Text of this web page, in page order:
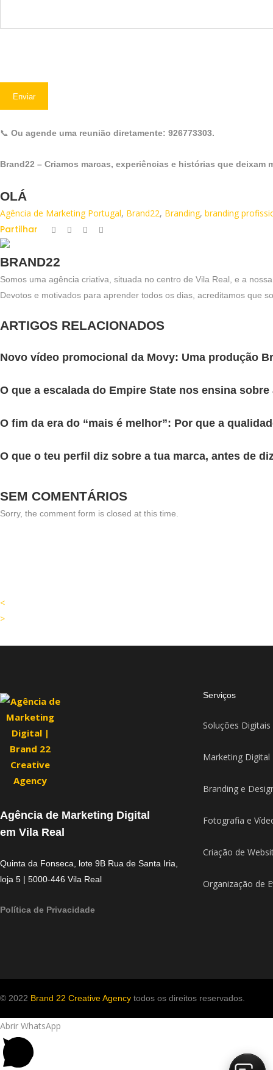
📞 Ou agende uma reunião diretamente: 926773303.
Brand22 – Criamos marcas, experiências e histórias que deixam
OLÁ
Agência de Marketing Portugal, Brand22, Branding, branding
Partilhar
BRAND22
Somos uma agência criativa, situada no centro de Vila Real, e a
Devotos e motivados para aprender todos os dias, acreditamos que
Novo vídeo promocional da Movy: Uma produção
O que a escalada do Empire State nos ensina
O fim da era do “mais é melhor”: Por que a
O que o teu perfil diz sobre a tua marca, antes de
SEM COMENTÁRIOS
Sorry, the comment form is closed at this time.
<
>
Agência de Marketing Digital
em Vila Real
Quinta da Fonseca, lote 9B Rua de Santa Iria,
loja 5 | 5000-446 Vila Real
Política de Privacidade
Serviços
Soluções Digitais
Marketing Digital
Branding e
Fotografia e
Criação de
Organização de
© 2022 Brand 22 Creative Agency todos os direitos reservados.
Abrir WhatsApp